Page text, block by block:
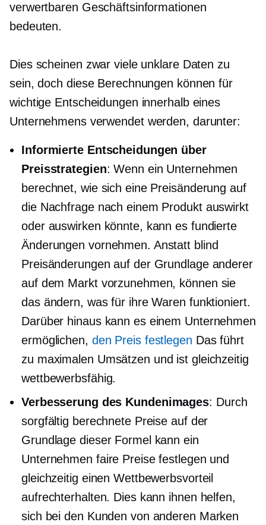
verwertbaren Geschäftsinformationen
bedeuten.
Dies scheinen zwar viele unklare Daten zu
sein, doch diese Berechnungen können für
wichtige Entscheidungen innerhalb eines
Unternehmens verwendet werden, darunter:
Informierte Entscheidungen über
Preisstrategien: Wenn ein Unternehmen
berechnet, wie sich eine Preisänderung auf
die Nachfrage nach einem Produkt auswirkt
oder auswirken könnte, kann es fundierte
Änderungen vornehmen. Anstatt blind
Preisänderungen auf der Grundlage anderer
auf dem Markt vorzunehmen, können sie
das ändern, was für ihre Waren funktioniert.
Darüber hinaus kann es einem Unternehmen
ermöglichen, den Preis festlegen Das führt
zu maximalen Umsätzen und ist gleichzeitig
wettbewerbsfähig.
Verbesserung des Kundenimages: Durch
sorgfältig berechnete Preise auf der
Grundlage dieser Formel kann ein
Unternehmen faire Preise festlegen und
gleichzeitig einen Wettbewerbsvorteil
aufrechterhalten. Dies kann ihnen helfen,
sich bei den Kunden von anderen Marken